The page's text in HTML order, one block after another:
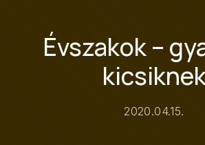
Évszakok –
2020.04.15.